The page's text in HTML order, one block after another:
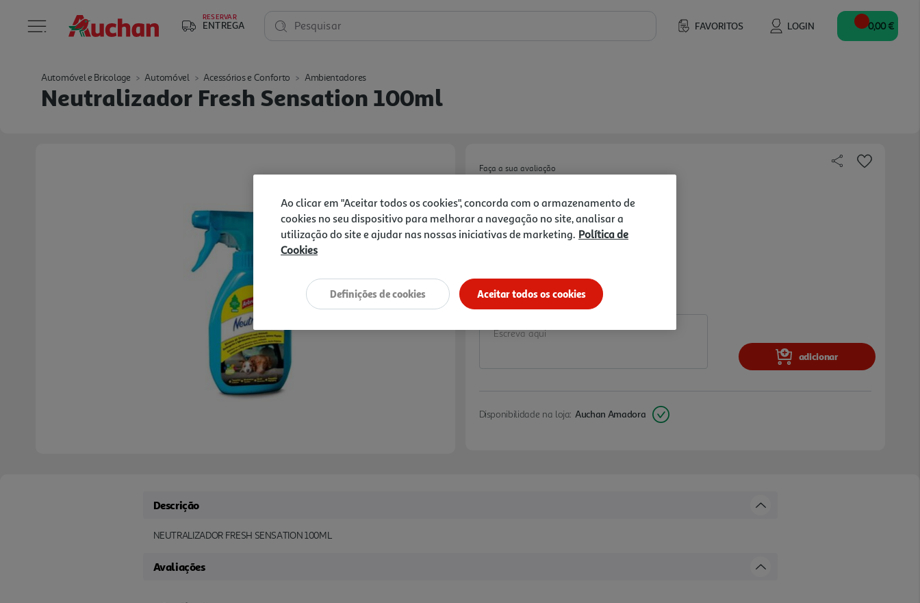
RESERVAR
ENTREGA FAVORITOS LOGIN
Pesquisar 0,00 €
Automóvel e Bricolage Automóvel Acessórios e Conforto Ambientadores
Neutralizador Fresh Sensation 100ml
Faça a sua avaliação
41.9 €/Lt
adicionar
Disponibilidade na loja: Auchan Amadora
Descrição
NEUTRALIZADOR FRESH SENSATION 100ML
Avaliações
Ao clicar em "Aceitar todos os cookies", concorda com o armazenamento de
cookies no seu dispositivo para melhorar a navegação no site, analisar a
utilização do site e ajudar nas nossas iniciativas de marketing. Política de
Cookies
Aceitar todos os cookies
Definições de cookies